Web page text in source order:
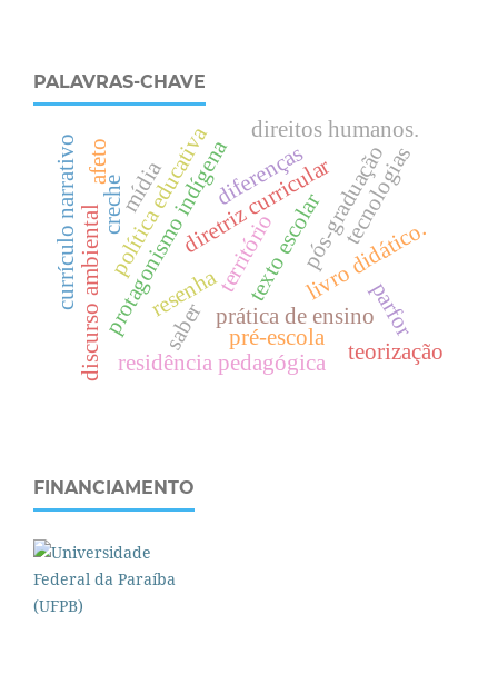
PALAVRAS-CHAVE
resenhaterritório
diretriz curricular
prática de ensino
texto escolarpós-graduação
protagonismo indígena
saber
política educativa
discurso ambiental
mídia
residência pedagógica
livro didático.
direitos humanos.
parfor
pré-escola
creche tecnologias
currículo narrativo
teorização
diferenças
afeto
FINANCIAMENTO